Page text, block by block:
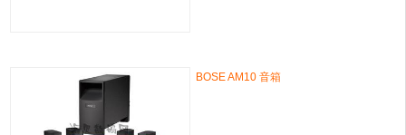
BOSE AM10 音箱